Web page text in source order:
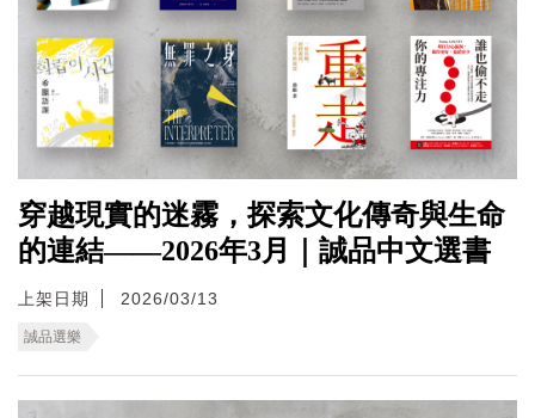
穿越現實的迷霧，探索文化傳奇與生命
的連結——2026年3月｜誠品中文選書
上架日期 2026/03/13
誠品選樂